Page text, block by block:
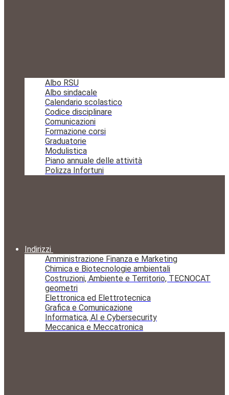
Albo RSU
Albo sindacale
Calendario scolastico
Codice disciplinare
Comunicazioni
Formazione corsi
Graduatorie
Modulistica
Piano annuale delle attività
Polizza Infortuni
Indirizzi
Amministrazione Finanza e Marketing
Chimica e Biotecnologie ambientali
Costruzioni, Ambiente e Territorio, TECNOCAT
geometri
Elettronica ed Elettrotecnica
Grafica e Comunicazione
Informatica, AI e Cybersecurity
Meccanica e Meccatronica